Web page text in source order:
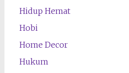
Hidup Hemat
Hobi
Home Decor
Hukum